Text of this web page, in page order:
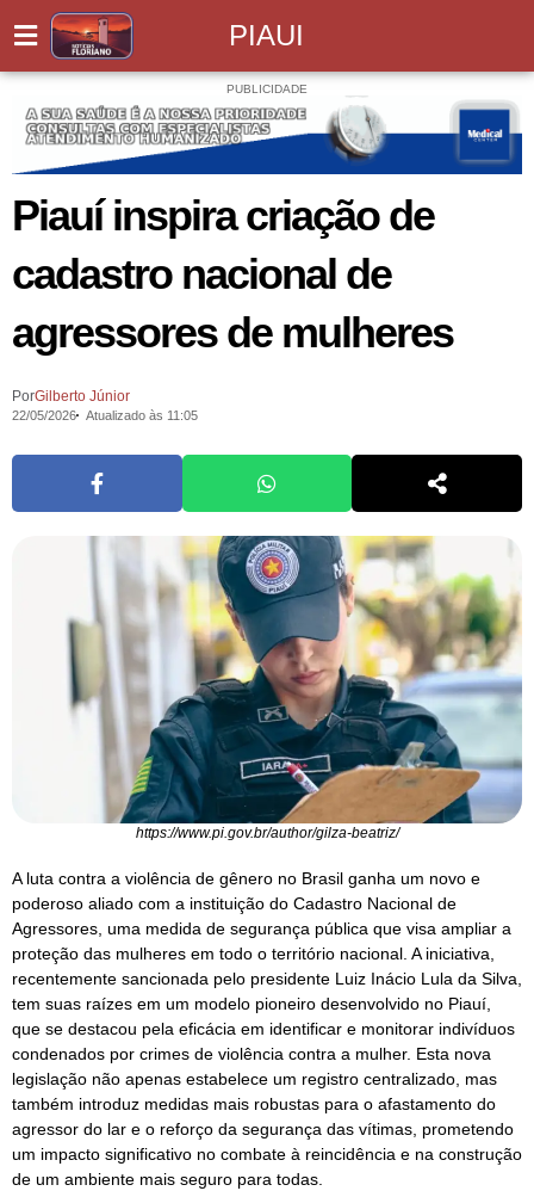
PIAUI
PUBLICIDADE
Piauí inspira criação de
cadastro nacional de
agressores de mulheres
PorGilberto Júnior
22/05/2026 Atualizado às 11:05
https://www.pi.gov.br/author/gilza-beatriz/
A luta contra a violência de gênero no Brasil ganha um novo e
poderoso aliado com a instituição do Cadastro Nacional de
Agressores, uma medida de segurança pública que visa ampliar a
proteção das mulheres em todo o território nacional. A iniciativa,
recentemente sancionada pelo presidente Luiz Inácio Lula da Silva,
tem suas raízes em um modelo pioneiro desenvolvido no Piauí,
que se destacou pela eficácia em identificar e monitorar indivíduos
condenados por crimes de violência contra a mulher. Esta nova
legislação não apenas estabelece um registro centralizado, mas
também introduz medidas mais robustas para o afastamento do
agressor do lar e o reforço da segurança das vítimas, prometendo
um impacto significativo no combate à reincidência e na construção
de um ambiente mais seguro para todas.